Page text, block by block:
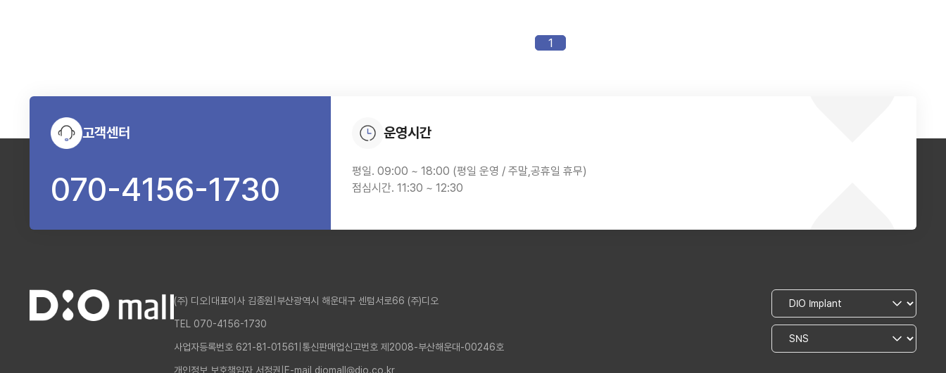
1
고객센터
070-4156-1730
운영시간
평일. 09:00 ~ 18:00 (평일 운영 / 주말,공휴일 휴무)
점심시간. 11:30 ~ 12:30
(주) 디오 대표이사 김종원 부산광역시 해운대구 센텀서로66 (주)디오
TEL 070-4156-1730
사업자등록번호 621-81-01561 통신판매업신고번호 제2008-부산해운대-00246호
개인정보 보호책임자 서정권 E-mail diomall@dio.co.kr